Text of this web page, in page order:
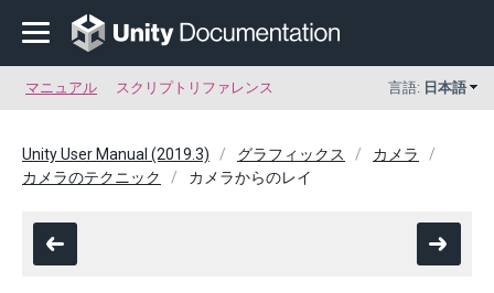
マニュアル スクリプトリファレンス 言語: 日本語
Unity User Manual (2019.3) グラフィックス
カメラ
カメラのテクニック
カメラからのレイ